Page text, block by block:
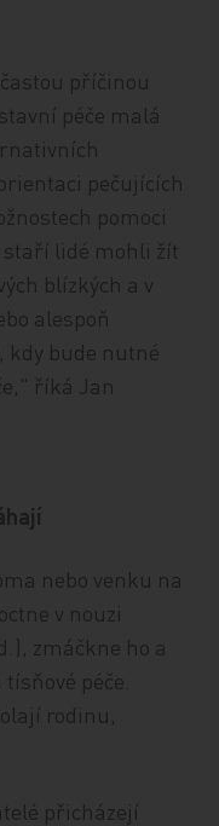
příčinou
péče malá
pečujících
pomoci
staří lidé mohli žít
blízkých a v
alespoň
bude nutné
říká Jan
nebo venku na
v nouzi
zmáčkne ho a
péče.
rodinu,
přicházejí